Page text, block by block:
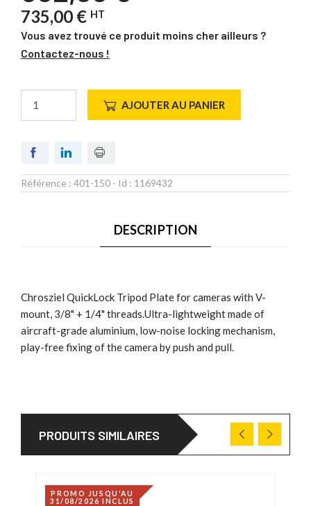
735,00 € HT
Vous avez trouvé ce produit moins cher ailleurs ?
Contactez-nous !
AJOUTER AU PANIER
Référence : 401-150 - Id : 1169432
DESCRIPTION
Chrosziel QuickLock Tripod Plate for cameras with V-
mount, 3/8" + 1/4" threads.Ultra-lightweight made of
aircraft-grade aluminium, low-noise locking mechanism,
play-free fixing of the camera by push and pull.
PRODUITS SIMILAIRES
PROMO JUSQU'AU
31/08/2026 INCLUS